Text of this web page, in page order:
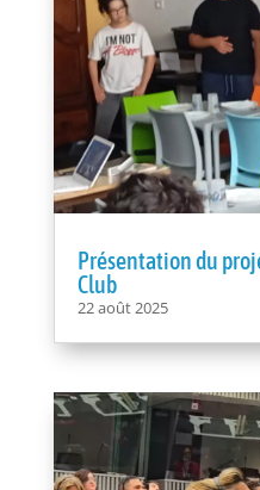
Présentation du
Club
22 août 2025